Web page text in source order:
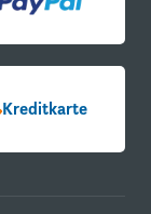
Kreditkarte